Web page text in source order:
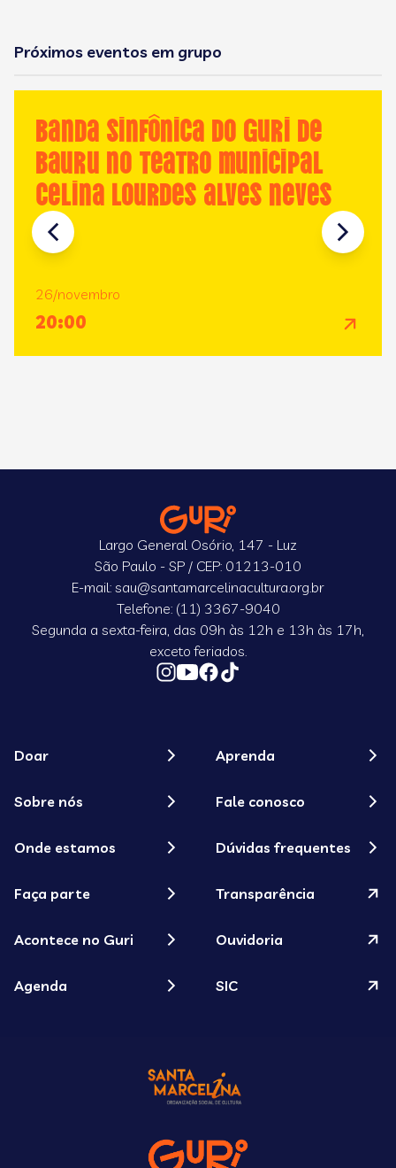
Próximos eventos em grupo
Banda Sinfônica do GURI de
Bauru no Teatro Municipal
Celina Lourdes Alves Neves
26/novembro
20:00
Largo General Osório, 147 - Luz
São Paulo - SP / CEP: 01213-010
E-mail: sau@santamarcelinacultura.org.br
Telefone: (11) 3367-9040
Segunda a sexta-feira, das 09h às 12h e 13h às 17h,
exceto feriados.
Doar
Sobre nós
Onde estamos
Faça parte
Acontece no Guri
Agenda
Aprenda
Fale conosco
Dúvidas frequentes
Transparência
Ouvidoria
SIC